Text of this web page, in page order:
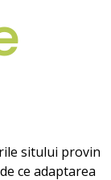
sitului provin
ce adaptarea